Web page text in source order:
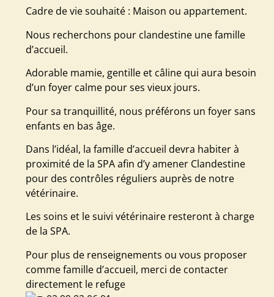
Cadre de vie souhaité : Maison ou appartement.
Nous recherchons pour clandestine une famille
d’accueil.
Adorable mamie, gentille et câline qui aura besoin
d’un foyer calme pour ses vieux jours.
Pour sa tranquillité, nous préférons un foyer sans
enfants en bas âge.
Dans l’idéal, la famille d’accueil devra habiter à
proximité de la SPA afin d’y amener Clandestine
pour des contrôles réguliers auprès de notre
vétérinaire.
Les soins et le suivi vétérinaire resteront à charge
de la SPA.
Pour plus de renseignements ou vous proposer
comme famille d’accueil, merci de contacter
directement le refuge